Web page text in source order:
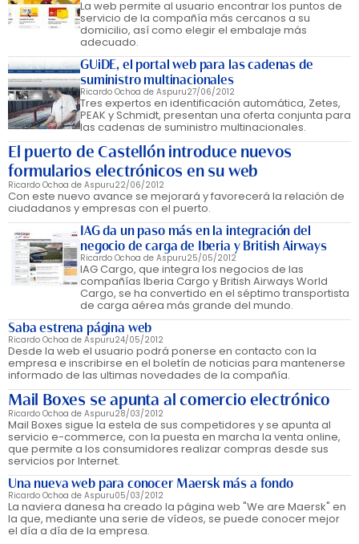
La web permite al usuario encontrar los puntos de
servicio de la compañía más cercanos a su
domicilio, así como elegir el embalaje más
adecuado.
GUiDE, el portal web para las cadenas de
suministro multinacionales
Ricardo Ochoa de Aspuru27/06/2012
Tres expertos en identificación automática, Zetes,
PEAK y Schmidt, presentan una oferta conjunta para
las cadenas de suministro multinacionales.
El puerto de Castellón introduce nuevos
formularios electrónicos en su web
Ricardo Ochoa de Aspuru22/06/2012
Con este nuevo avance se mejorará y favorecerá la relación de
ciudadanos y empresas con el puerto.
IAG da un paso más en la integración del
negocio de carga de Iberia y British Airways
Ricardo Ochoa de Aspuru25/05/2012
IAG Cargo, que integra los negocios de las
compañías Iberia Cargo y British Airways World
Cargo, se ha convertido en el séptimo transportista
de carga aérea más grande del mundo.
Saba estrena página web
Ricardo Ochoa de Aspuru24/05/2012
Desde la web el usuario podrá ponerse en contacto con la
empresa e inscribirse en el boletín de noticias para mantenerse
informado de las ultimas novedades de la compañía.
Mail Boxes se apunta al comercio electrónico
Ricardo Ochoa de Aspuru28/03/2012
Mail Boxes sigue la estela de sus competidores y se apunta al
servicio e-commerce, con la puesta en marcha la venta online,
que permite a los consumidores realizar compras desde sus
servicios por Internet.
Una nueva web para conocer Maersk más a fondo
Ricardo Ochoa de Aspuru05/03/2012
La naviera danesa ha creado la página web "We are Maersk" en
la que, mediante una serie de vídeos, se puede conocer mejor
el día a día de la empresa.